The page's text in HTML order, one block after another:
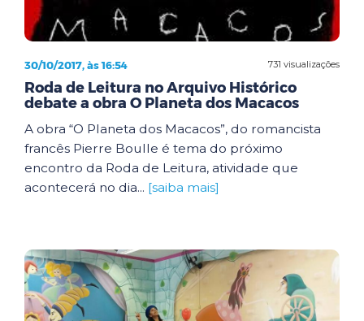
731 visualizações
30/10/2017, às 16:54
Roda de Leitura no Arquivo Histórico
debate a obra O Planeta dos Macacos
A obra “O Planeta dos Macacos”, do romancista
francês Pierre Boulle é tema do próximo
encontro da Roda de Leitura, atividade que
acontecerá no dia... [saiba mais]